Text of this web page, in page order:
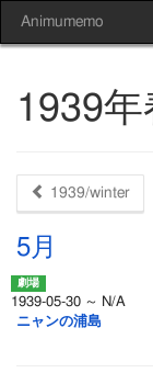
Animumemo
1939
1939/winter
5月
1939-05-30 ～ N/A
ニャンの浦島